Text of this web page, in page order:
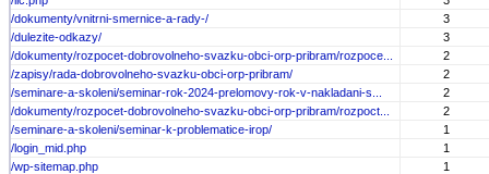
/dokumenty/vnitrni-smernice-a-rady-/
3
/dulezite-odkazy/
3
/dokumenty/rozpocet-dobrovolneho-svazku-obci-orp-pribram/rozpoce...
2
/zapisy/rada-dobrovolneho-svazku-obci-orp-pribram/
2
/seminare-a-skoleni/seminar-rok-2024-prelomovy-rok-v-nakladani-s...
2
/dokumenty/rozpocet-dobrovolneho-svazku-obci-orp-pribram/rozpoct...
2
/seminare-a-skoleni/seminar-k-problematice-irop/
1
/login_mid.php
1
/wp-sitemap.php
1